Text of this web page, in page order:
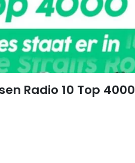
Radio 10 Top 4000